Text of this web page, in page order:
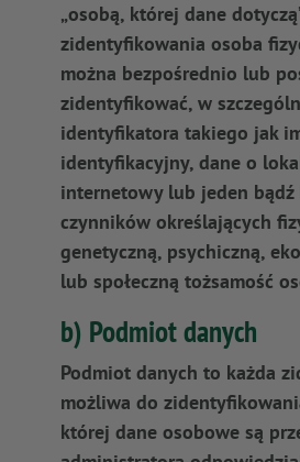
„osobą, której dane
zidentyfikowania osoba
można bezpośrednio lub
zidentyfikować, w
identyfikatora takiego jak
identyfikacyjny, dane o
internetowy lub jeden bądź
czynników określających
genetyczną, psychiczną,
lub społeczną tożsamość
b) Podmiot danych
Podmiot danych to każda
możliwa do
której dane osobowe są